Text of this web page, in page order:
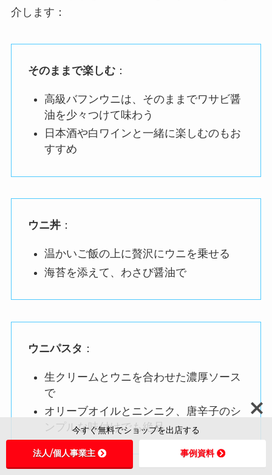
介します：
そのままで楽しむ：
高級バフンウニは、そのままでワサビ醤
油を少々つけて味わう
日本酒や白ワインと一緒に楽しむのもお
すすめ
ウニ丼：
温かいご飯の上に贅沢にウニを乗せる
海苔を添えて、わさび醤油で
ウニパスタ ：
生クリームとウニを合わせた濃厚ソース
で
オリーブオイルとニンニク、唐辛子のシ
ンプルな味付けでも絶品
今すぐ無料でショップを出店する
法人/個人事業主 事例資料